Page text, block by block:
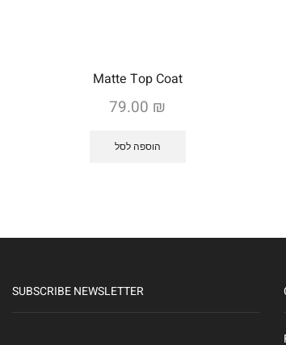
Matte Top Coat
79.00 ₪
הוספה לסל
SUBSCRIBE NEWSLETTER